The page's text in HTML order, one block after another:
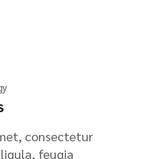
consectetur
feugia